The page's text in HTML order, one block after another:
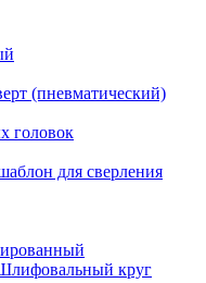
(пневматический)
головок
для сверления
круг